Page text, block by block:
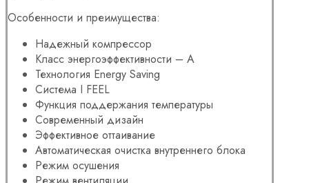
Особенности и преимущества:
Надежный компрессор
Класс энергоэффективности – А
Технология Energy Saving
Система I FEEL
Функция поддержания температуры
Современный дизайн
Эффективное оттаивание
Автоматическая очистка внутреннего блока
Режим осушения